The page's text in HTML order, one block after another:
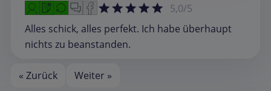
5,0/5
Alles schick, alles perfekt. Ich habe überhaupt
nichts zu beanstanden.
« Zurück Weiter »